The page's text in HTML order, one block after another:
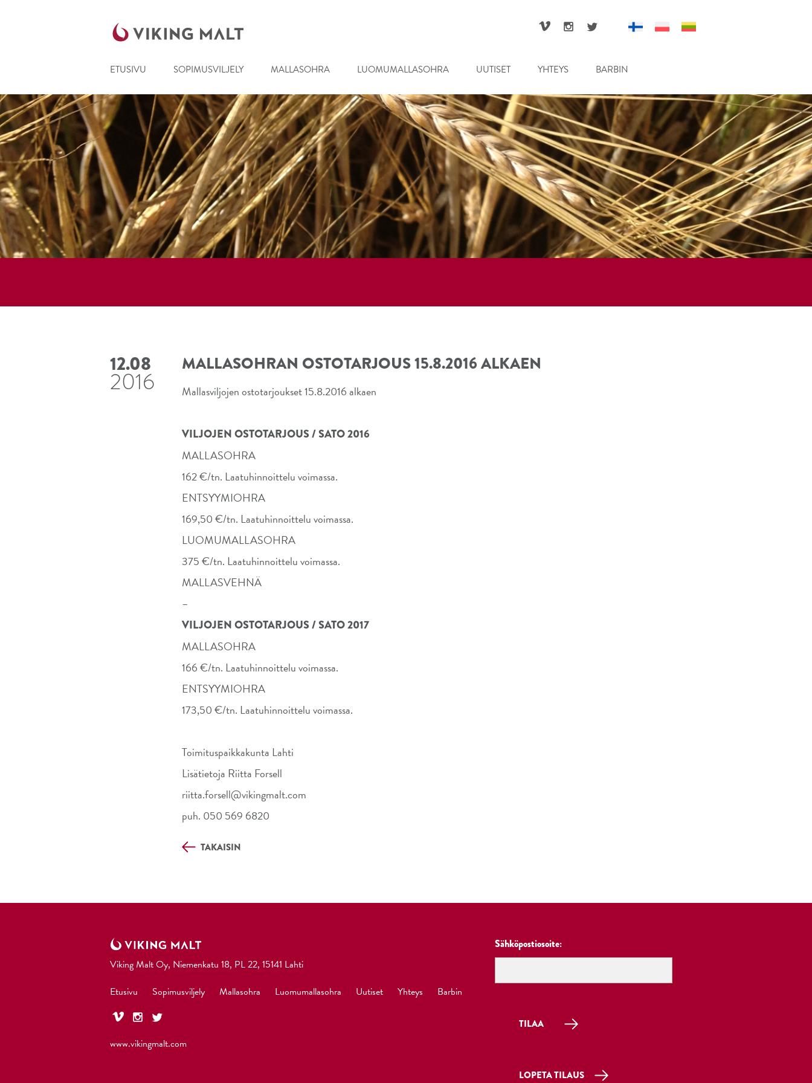
ETUSIVU SOPIMUSVILJELY MALLASOHRA LUOMUMALLASOHRA UUTISET YHTEYS BARBIN
12.08
2016
MALLASOHRAN OSTOTARJOUS 15.8.2016 ALKAEN
Mallasviljojen ostotarjoukset 15.8.2016 alkaen
VILJOJEN OSTOTARJOUS / SATO 2016
MALLASOHRA
162 €/tn. Laatuhinnoittelu voimassa.
ENTSYYMIOHRA
169,50 €/tn. Laatuhinnoittelu voimassa.
LUOMUMALLASOHRA
375 €/tn. Laatuhinnoittelu voimassa.
MALLASVEHNÄ
–
VILJOJEN OSTOTARJOUS / SATO 2017
MALLASOHRA
166 €/tn. Laatuhinnoittelu voimassa.
ENTSYYMIOHRA
173,50 €/tn. Laatuhinnoittelu voimassa.
Toimituspaikkakunta Lahti
Lisätietoja Riitta Forsell
riitta.forsell@vikingmalt.com
puh. 050 569 6820
TAKAISIN
Viking Malt Oy, Niemenkatu 18, PL 22, 15141 Lahti
Etusivu
Sopimusviljely Mallasohra Luomumallasohra Uutiset Yhteys Barbin
www.vikingmalt.com
Sähköpostiosoite: